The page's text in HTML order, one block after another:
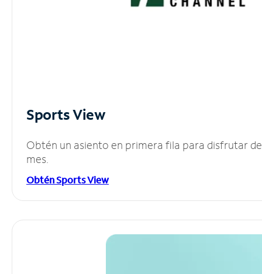
Sports View
Obtén un asiento en primera fila para disfrutar
mes.
Obtén Sports View